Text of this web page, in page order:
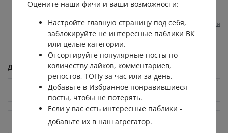
работает как надо.
1 год назад 0 0 Пожаловаться
Добавить комментарий
Оцените наши фичи и ваши возможности:
Настройте главную страницу под себя,
заблокируйте не интересные паблики ВК
или целые категории.
Отсортируйте популярные посты по
количеству лайков, комментариев,
репостов, ТОПу за час или за день.
Добавьте в Избранное понравившиеся
посты, чтобы не потерять.
Если у вас есть интересные паблики -
добавьте их в наш агрегатор.